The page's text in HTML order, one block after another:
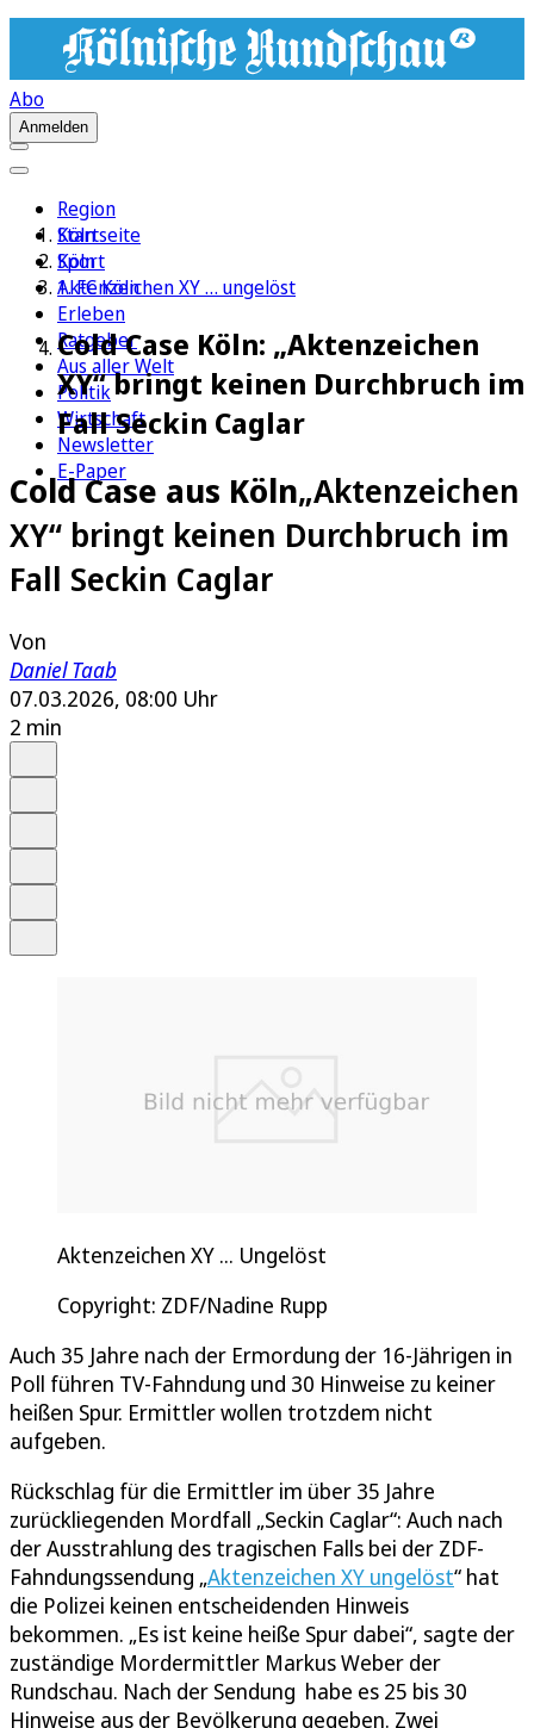
Abo
Anmelden
Region
Köln
Sport
1. FC Köln
Erleben
Ratgeber
Aus aller Welt
Politik
Wirtschaft
Newsletter
E-Paper
Startseite
Köln
Aktenzeichen XY … ungelöst
Cold Case Köln: „Aktenzeichen
XY“ bringt keinen Durchbruch im
Fall Seckin Caglar
Cold Case aus Köln„Aktenzeichen
XY“ bringt keinen Durchbruch im
Fall Seckin Caglar
Von
Daniel Taab
07.03.2026, 08:00 Uhr
2 min
Aktenzeichen XY ... Ungelöst
Copyright: ZDF/Nadine Rupp
Auch 35 Jahre nach der Ermordung der 16-Jährigen in
Poll führen TV-Fahndung und 30 Hinweise zu keiner
heißen Spur. Ermittler wollen trotzdem nicht
aufgeben.
Rückschlag für die Ermittler im über 35 Jahre
zurückliegenden Mordfall „Seckin Caglar“: Auch nach
der Ausstrahlung des tragischen Falls bei der ZDF-
Fahndungssendung „Aktenzeichen XY ungelöst“ hat
die Polizei keinen entscheidenden Hinweis
bekommen. „Es ist keine heiße Spur dabei“, sagte der
zuständige Mordermittler Markus Weber der
Rundschau. Nach der Sendung habe es 25 bis 30
Hinweise aus der Bevölkerung gegeben. Zwei